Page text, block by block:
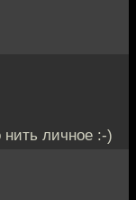
нить личное :-)